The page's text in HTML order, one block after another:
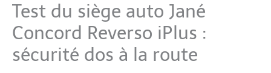
Test du siège auto Jané
Concord Reverso iPlus :
sécurité dos à la route